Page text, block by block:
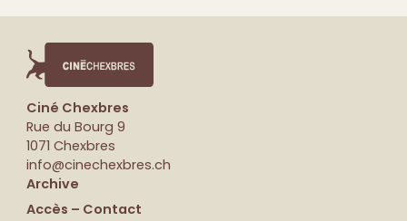
Ciné Chexbres
Rue du Bourg 9
1071 Chexbres
info@cinechexbres.ch
Archive
Accès – Contact